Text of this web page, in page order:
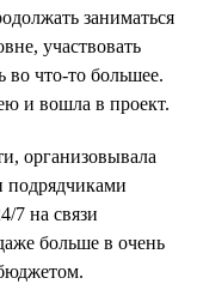
заниматься
участвовать
во что-то большее.
и вошла в проект.
организовывала
7 на связи
больше в очень